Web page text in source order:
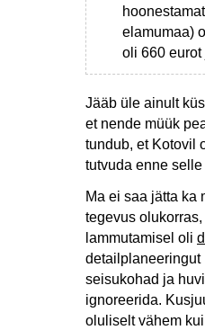
elamumaa)
oli 660
Jääb üle ainult
et nende müük
tundub, et Kotovil
tutvuda enne
Ma ei saa jätta ka
tegevus
lammutamisel oli
detailplaneeringut
seisukohad ja
ignoreerida.
oluliselt vähem